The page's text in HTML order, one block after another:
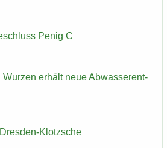
Penig C
Wur­zen er­hält neue Ab­was­ser­ent­
​Klotzsche